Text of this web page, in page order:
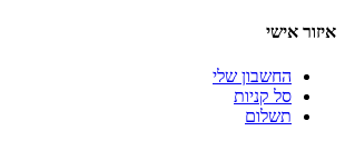
איזור אישי
החשבון שלי
סל קניות
תשלום